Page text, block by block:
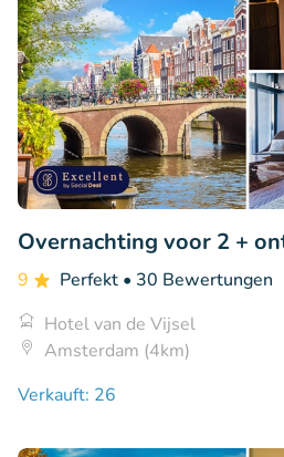
Overnachting voor 2 +
9 Perfekt • 30 Bewertungen
Hotel van de Vijsel
Amsterdam (4km)
Verkauft: 26